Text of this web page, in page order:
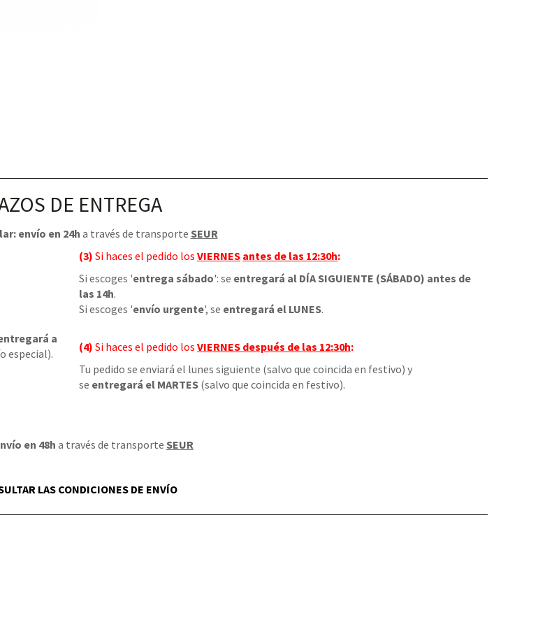
DE ENTREGA
envío en 24ha través de transporte SEUR
a
especial).
(3) Si haces el pedido los VIERNES antes de las 12:30h:
Si escoges 'entrega sábado': se entregará al DÍA SIGUIENTE (SÁBADO) antes de
las 14h.
Si escoges 'envío urgente', se entregará el LUNES.
(4) Si haces el pedido los VIERNES después de las 12:30h:
Tu pedido se enviará el lunes siguiente (salvo que coincida en festivo) y
se entregará el MARTES (salvo que coincida en festivo).
en 48ha través de transporte SEUR
LAS CONDICIONES DE ENVÍO